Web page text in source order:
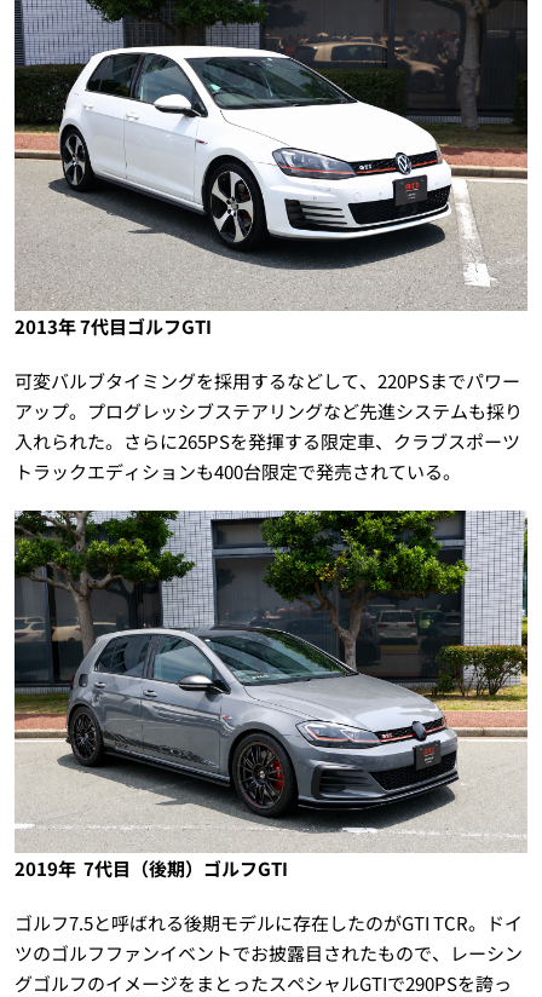
2013年 7代目ゴルフGTI
可変バルブタイミングを採用するなどして、220PSまでパワー
アップ。プログレッシブステアリングなど先進システムも採り
入れられた。さらに265PSを発揮する限定車、クラブスポーツ
トラックエディションも400台限定で発売されている。
2019年 7代目（後期）ゴルフGTI
ゴルフ7.5と呼ばれる後期モデルに存在したのがGTI TCR。ドイ
ツのゴルフファンイベントでお披露目されたもので、レーシン
グゴルフのイメージをまとったスペシャルGTIで290PSを誇っ